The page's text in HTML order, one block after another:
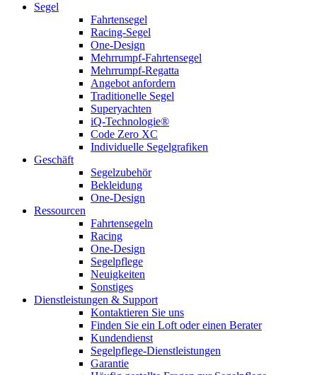
Segel
Fahrtensegel
Racing-Segel
One-Design
Mehrrumpf-Fahrtensegel
Mehrrumpf-Regatta
Angebot anfordern
Traditionelle Segel
Superyachten
iQ-Technologie®
Code Zero XC
Individuelle Segelgrafiken
Geschäft
Segelzubehör
Bekleidung
One-Design
Ressourcen
Fahrtensegeln
Racing
One-Design
Segelpflege
Neuigkeiten
Sonstiges
Dienstleistungen & Support
Kontaktieren Sie uns
Finden Sie ein Loft oder einen Berater
Kundendienst
Segelpflege-Dienstleistungen
Garantie